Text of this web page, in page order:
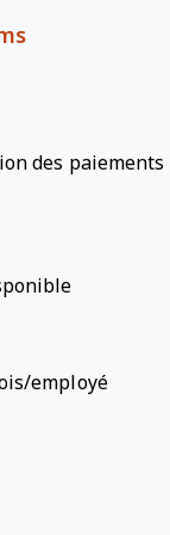
des paiements
employé